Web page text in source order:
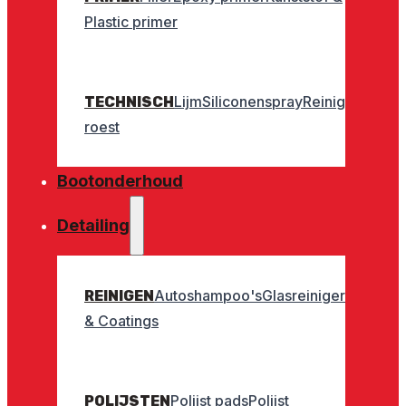
Plastic primer
TECHNISCHLijmSiliconensprayReinigers
roest
Bootonderhoud
Detailing
REINIGENAutoshampoo'sGlasreinigers
& Coatings
POLIJSTENPolijst padsPolijst